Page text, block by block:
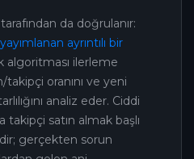
da doğrulanır:
ayrıntılı bir
algoritması ilerleme
oranını ve yeni
analiz eder. Ciddi
takipçi satın almak başlı
gerçekten sorun